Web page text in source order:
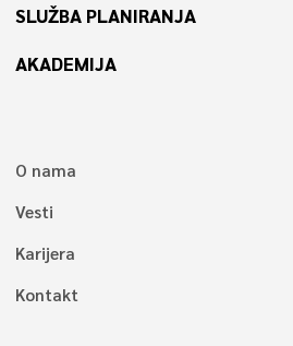
SLUŽBA PLANIRANJA
AKADEMIJA
O nama
Vesti
Karijera
Kontakt